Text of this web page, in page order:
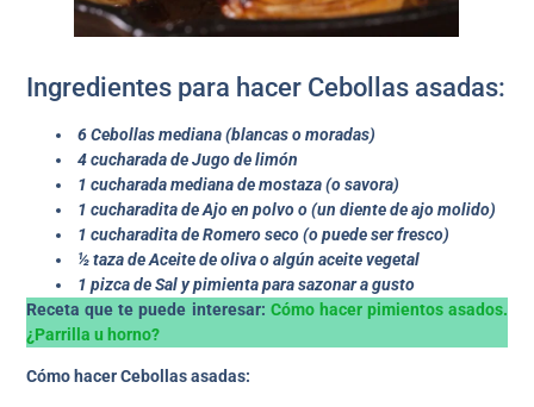
Ingredientes para hacer Cebollas asadas:
6 Cebollas mediana (blancas o moradas)
4 cucharada de Jugo de limón
1 cucharada mediana de mostaza (o savora)
1 cucharadita de Ajo en polvo o (un diente de ajo molido)
1 cucharadita de Romero seco (o puede ser fresco)
½ taza de Aceite de oliva o algún aceite vegetal
1 pizca de Sal y pimienta para sazonar a gusto
Receta que te puede interesar: Cómo hacer pimientos asados.
¿Parrilla u horno?
Cómo hacer Cebollas asadas: